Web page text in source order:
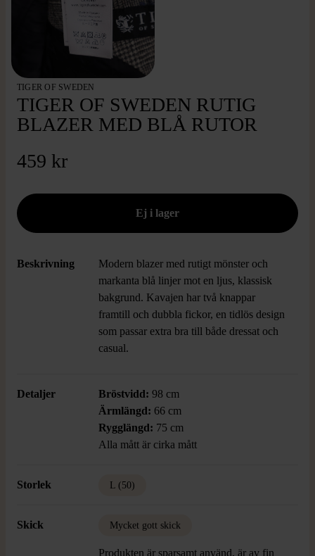
TIGER OF SWEDEN
TIGER OF SWEDEN RUTIG
BLAZER MED BLÅ RUTOR
459 kr
Beskrivning
Modern blazer med rutigt mönster och
markanta blå linjer mot en ljus, klassisk
bakgrund. Kavajen har två knappar
framtill och dubbla fickor, en tidlös design
som passar extra bra till både dressat och
casual.
Detaljer Bröstvidd: 98 cm
Ärmlängd: 66 cm
Rygglängd: 75 cm
Alla mått är cirka mått
Storlek L (50)
Skick Mycket gott skick
Produkten är sparsamt använd, är av fin